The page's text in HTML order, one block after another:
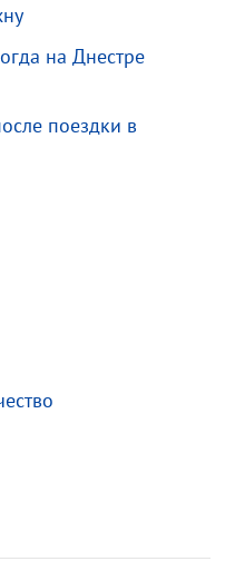
на Днестре
поездки в